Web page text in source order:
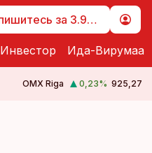
Подпишитесь за 3.99 €
Инвестор Ида-Вирумаа
OMX Riga 0,23% 925,27